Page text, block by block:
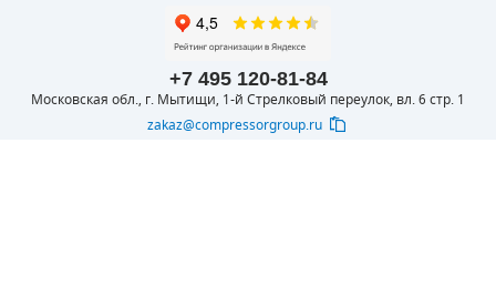
+7 495 120-81-84
Московская обл., г. Мытищи, 1-й Стрелковый переулок, вл. 6 стр. 1
zakaz@compressorgroup.ru